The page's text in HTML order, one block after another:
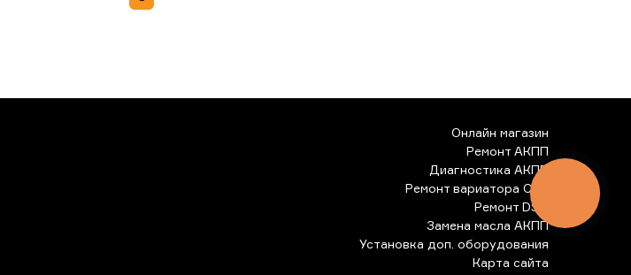
Онлайн магазин
Ремонт АКПП
Диагностика АКПП
Ремонт вариатора CVT
Ремонт DSG
Замена масла АКПП
Установка доп. оборудования
Карта сайта